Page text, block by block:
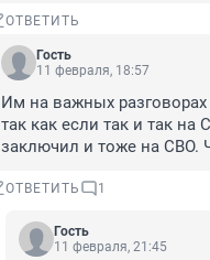
ОТВЕТИТЬ
Гость
11 февраля, 18:57
Им на важных
так как если так и так на
заключил и тоже на СВО.
ОТВЕТИТЬ 1
Гость
11 февраля, 21:45